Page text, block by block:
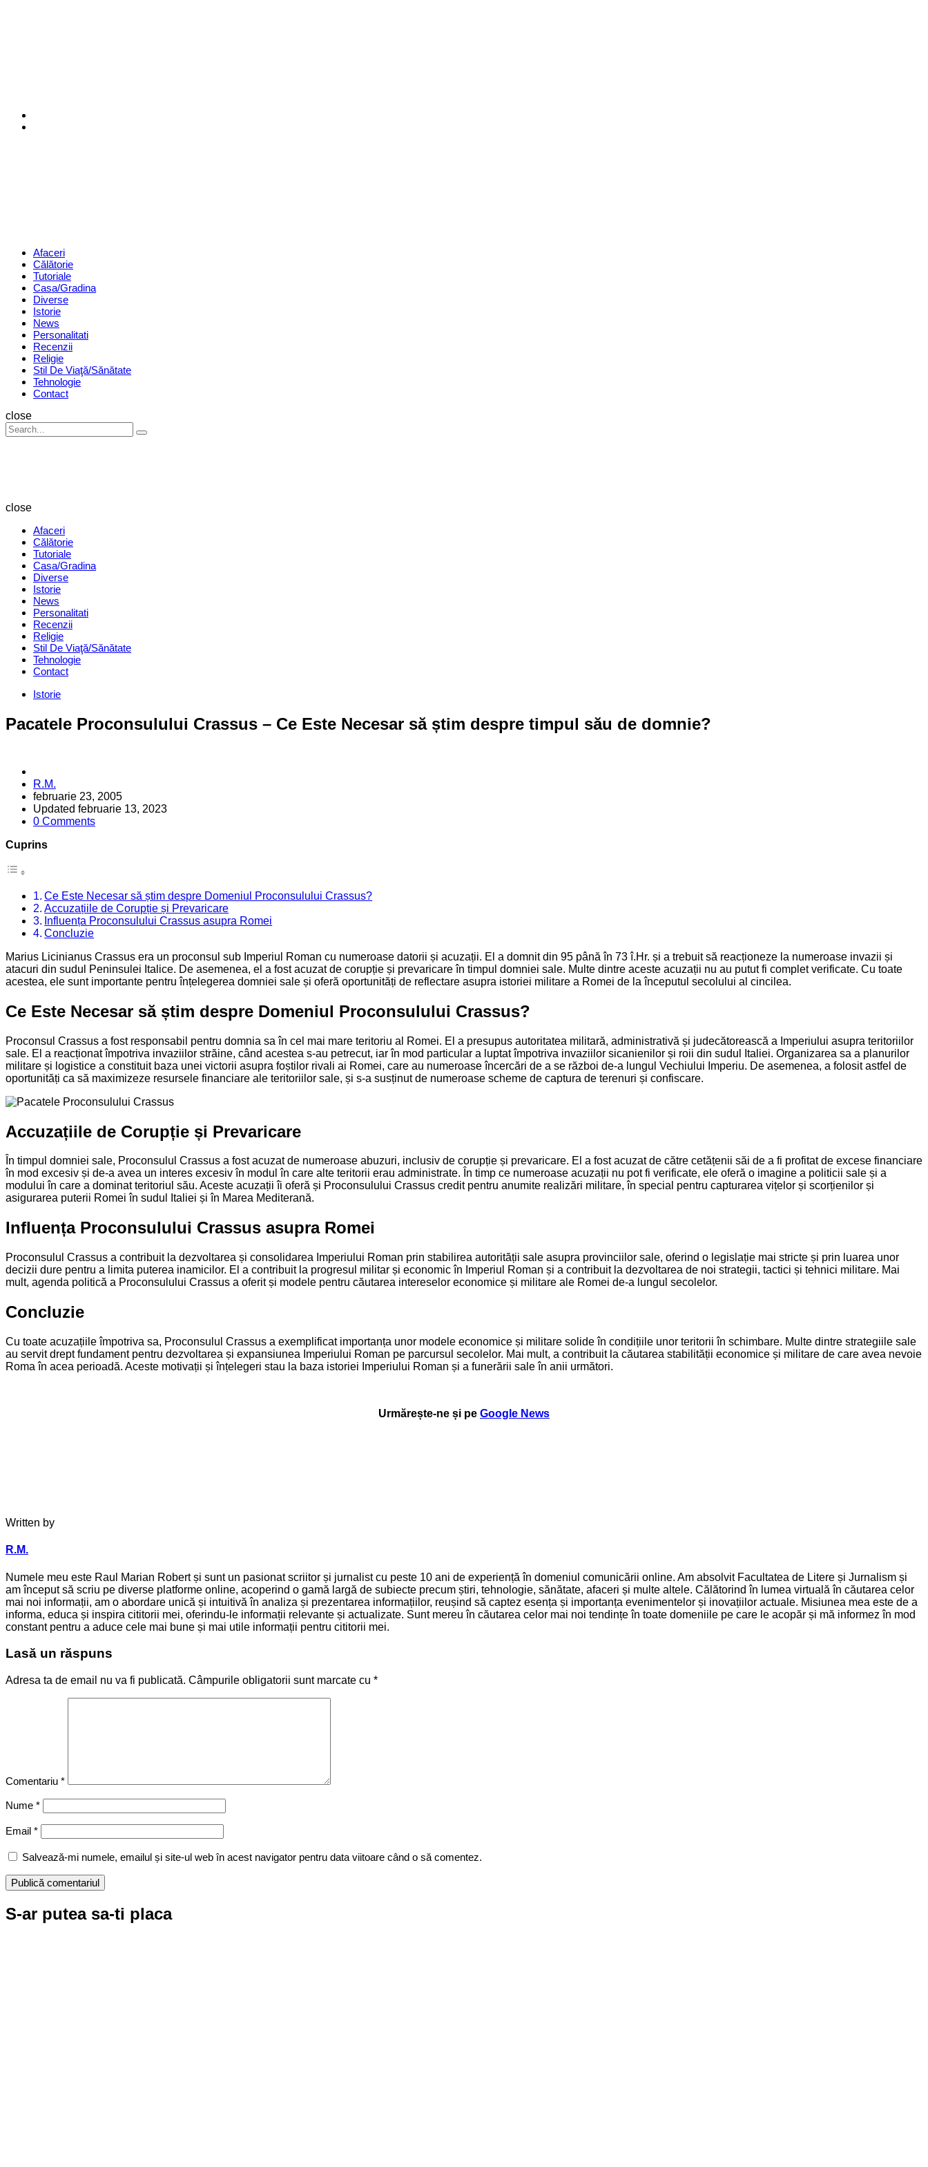
Menu Afaceri
Călătorie
Tutoriale
Casa/Gradina
Diverse
Istorie
News
Personalitati
Recenzii
Religie
Stil De Viaţă/Sănătate
Tehnologie
Contact
Search
close
Search
for:
Search
close
Afaceri
Călătorie
Tutoriale
Casa/Gradina
Diverse
Istorie
News
Personalitati
Recenzii
Religie
Stil De Viaţă/Sănătate
Tehnologie
Contact
Categories
Istorie
Pacatele Proconsulului Crassus – Ce Este Necesar să știm despre timpul său de domnie?
Posted
by
R.M.
februarie 23, 2005
Updated februarie 13, 2023
0 Comments
Cuprins
Ce Este Necesar să știm despre Domeniul Proconsulului Crassus?
Accuzațiile de Corupție și Prevaricare
Influența Proconsulului Crassus asupra Romei
Concluzie
Marius Licinianus Crassus era un proconsul sub Imperiul Roman cu numeroase datorii și acuzații. El a domnit din 95 până în 73 î.Hr. și a trebuit să reacționeze la numeroase invazii și
atacuri din sudul Peninsulei Italice. De asemenea, el a fost acuzat de corupție și prevaricare în timpul domniei sale. Multe dintre aceste acuzații nu au putut fi complet verificate. Cu toate
acestea, ele sunt importante pentru înțelegerea domniei sale și oferă oportunități de reflectare asupra istoriei militare a Romei de la începutul secolului al cincilea.
Ce Este Necesar să știm despre Domeniul Proconsulului Crassus?
Proconsul Crassus a fost responsabil pentru domnia sa în cel mai mare teritoriu al Romei. El a presupus autoritatea militară, administrativă și judecătorească a Imperiului asupra teritoriilor
sale. El a reacționat împotriva invaziilor străine, când acestea s-au petrecut, iar în mod particular a luptat împotriva invaziilor sicanienilor și roii din sudul Italiei. Organizarea sa a planurilor
militare și logistice a constituit baza unei victorii asupra foștilor rivali ai Romei, care au numeroase încercări de a se război de-a lungul Vechiului Imperiu. De asemenea, a folosit astfel de
oportunități ca să maximizeze resursele financiare ale teritoriilor sale, și s-a susținut de numeroase scheme de captura de terenuri și confiscare.
Accuzațiile de Corupție și Prevaricare
În timpul domniei sale, Proconsulul Crassus a fost acuzat de numeroase abuzuri, inclusiv de corupție și prevaricare. El a fost acuzat de către cetățenii săi de a fi profitat de excese financiare
în mod excesiv și de-a avea un interes excesiv în modul în care alte teritorii erau administrate. În timp ce numeroase acuzații nu pot fi verificate, ele oferă o imagine a politicii sale și a
modului în care a dominat teritoriul său. Aceste acuzații îi oferă și Proconsulului Crassus credit pentru anumite realizări militare, în special pentru capturarea vițelor și scorțienilor și
asigurarea puterii Romei în sudul Italiei și în Marea Mediterană.
Influența Proconsulului Crassus asupra Romei
Proconsulul Crassus a contribuit la dezvoltarea și consolidarea Imperiului Roman prin stabilirea autorității sale asupra provinciilor sale, oferind o legislație mai stricte și prin luarea unor
decizii dure pentru a limita puterea inamicilor. El a contribuit la progresul militar și economic în Imperiul Roman și a contribuit la dezvoltarea de noi strategii, tactici și tehnici militare. Mai
mult, agenda politică a Proconsulului Crassus a oferit și modele pentru căutarea intereselor economice și militare ale Romei de-a lungul secolelor.
Concluzie
Cu toate acuzațiile împotriva sa, Proconsulul Crassus a exemplificat importanța unor modele economice și militare solide în condițiile unor teritorii în schimbare. Multe dintre strategiile sale
au servit drept fundament pentru dezvoltarea și expansiunea Imperiului Roman pe parcursul secolelor. Mai mult, a contribuit la căutarea stabilității economice și militare de care avea nevoie
Roma în acea perioadă. Aceste motivații și înțelegeri stau la baza istoriei Imperiului Roman și a funerării sale în anii următori.
Urmărește-ne și pe Google News
Written by
R.M.
Numele meu este Raul Marian Robert și sunt un pasionat scriitor și jurnalist cu peste 10 ani de experiență în domeniul comunicării online. Am absolvit Facultatea de Litere și Jurnalism și
am început să scriu pe diverse platforme online, acoperind o gamă largă de subiecte precum știri, tehnologie, sănătate, afaceri și multe altele. Călătorind în lumea virtuală în căutarea celor
mai noi informații, am o abordare unică și intuitivă în analiza și prezentarea informațiilor, reușind să captez esența și importanța evenimentelor și inovațiilor actuale. Misiunea mea este de a
informa, educa și inspira cititorii mei, oferindu-le informații relevante și actualizate. Sunt mereu în căutarea celor mai noi tendințe în toate domeniile pe care le acopăr și mă informez în mod
constant pentru a aduce cele mai bune și mai utile informații pentru cititorii mei.
Lasă un răspuns
Adresa ta de email nu va fi publicată. Câmpurile obligatorii sunt marcate cu *
Comentariu *
Nume *
Email *
Salvează-mi numele, emailul și site-ul web în acest navigator pentru data viitoare când o să comentez.
S-ar putea sa-ti placa